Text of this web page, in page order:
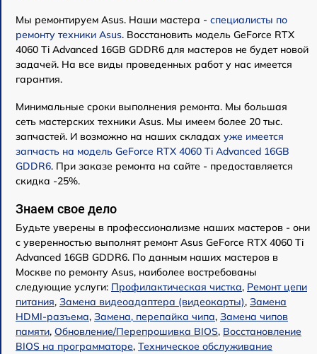
Мы ремонтируем Asus. Наши мастера - специалисты по
ремонту техники Asus. Восстановить модель GeForce RTX
4060 Ti Advanced 16GB GDDR6 для мастеров не будет новой
задачей. На все виды проведенных работ у нас имеется
гарантия.
Минимальные сроки выполнения ремонта. Мы большая
сеть мастерских техники Asus. Мы имеем более 20 тыс.
запчастей. И возможно на наших складах уже имеется
запчасть на модель GeForce RTX 4060 Ti Advanced 16GB
GDDR6. При заказе ремонта на сайте - предоставляется
скидка -25%.
Знаем свое дело
Будьте уверены в профессионализме наших мастеров - они
с уверенностью выполнят ремонт Asus GeForce RTX 4060 Ti
Advanced 16GB GDDR6. По данным наших мастеров в
Москве по ремонту Asus, наиболее востребованы
следующие услуги: Профилактическая чистка, Ремонт цепи
питания, Замена видеоадаптера (видеокарты), Замена
HDMI-разъема, Замена, перепайка чипа, Замена чипов
памяти, Обновление/Перепрошивка BIOS, Восстановление
BIOS на программаторе, Техническое обслуживание